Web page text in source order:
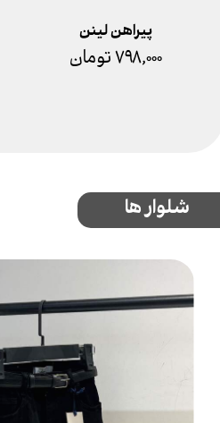
پیراهن لینن
۷۹۸,۰۰۰ تومان
شلوار ها